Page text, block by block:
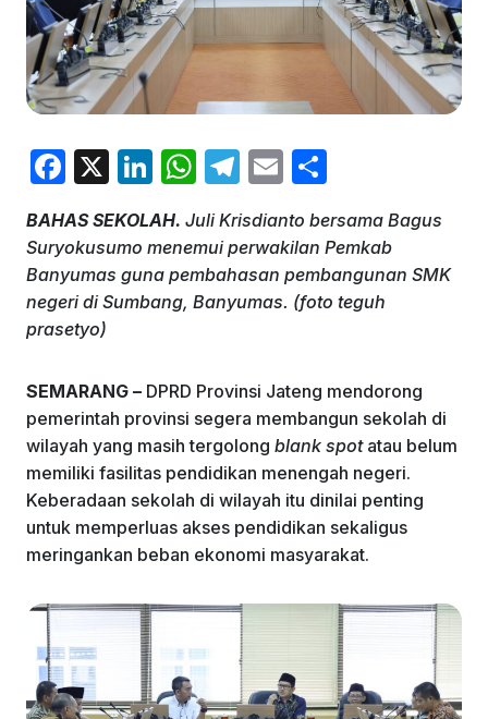
F
c
e
b
o
o
k
X
Li
k
e
dI
W
at
s
A
p
T
e
gr
a
E
ai
l
ar
e
BAHAS SEKOLAH. Juli Krisdianto bersama Bagus
Suryokusumo menemui perwakilan Pemkab
Banyumas guna pembahasan pembangunan SMK
negeri di Sumbang, Banyumas. (foto teguh
prasetyo)
SEMARANG – DPRD Provinsi Jateng mendorong
pemerintah provinsi segera membangun sekolah di
wilayah yang masih tergolong blank spotatau belum
memiliki fasilitas pendidikan menengah negeri.
Keberadaan sekolah di wilayah itu dinilai penting
untuk memperluas akses pendidikan sekaligus
meringankan beban ekonomi masyarakat.